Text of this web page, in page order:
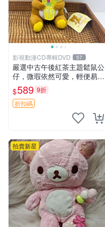
影視動漫CD專輯DVD 57
嚴選中古午後紅茶主題鬆鼠公
仔，微瑕依然可愛，輕便易運
送 二手收藏推薦 工廠直營 快
遞到府 中古 玩偶 公仔
$589 9折
折扣碼
拍賣新星